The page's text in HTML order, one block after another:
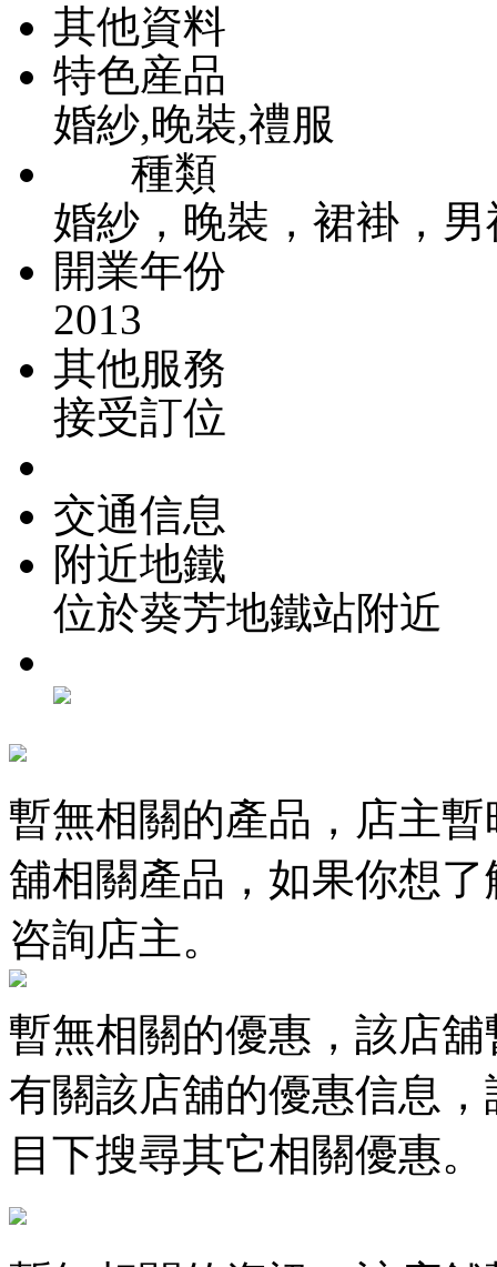
其他資料
特色産品
婚紗,晚裝,禮服
種類
婚紗，晚裝，裙褂，
開業年份
2013
其他服務
接受訂位
交通信息
附近地鐵
位於葵芳地鐵站附近
暫無相關的產品，店主
舖相關產品，如果你想
咨詢店主。
暫無相關的優惠，該店
有關該店舖的優惠信息
目下搜尋其它相關優惠。